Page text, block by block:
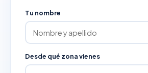
Tu nombre
Desde qué zona vienes